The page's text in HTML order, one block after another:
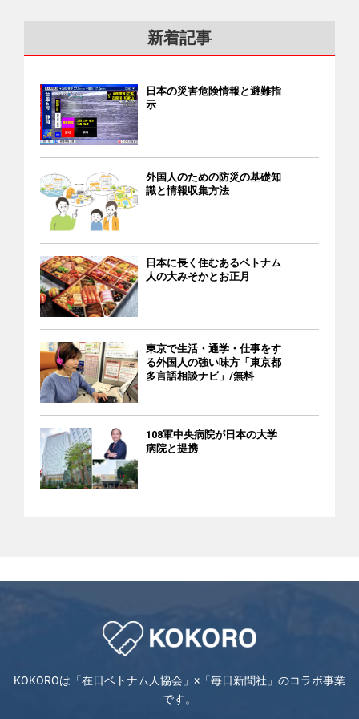
新着記事
日本の災害危険情報と避難指
示
外国人のための防災の基礎知
識と情報収集方法
日本に長く住むあるベトナム
人の大みそかとお正月
東京で生活・通学・仕事をす
る外国人の強い味方「東京都
多言語相談ナビ」/無料
108軍中央病院が日本の大学
病院と提携
KOKOROは「在日ベトナム人協会」×「毎日新聞社」のコラボ事業
です。